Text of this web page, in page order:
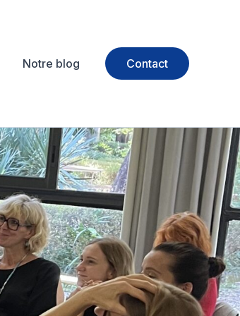
Notre blog Contact